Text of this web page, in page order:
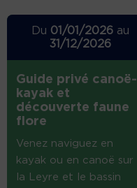
Du 01/01/2026au
31/12/2026
Guide privé canoë-
kayak et
découverte faune
flore
Venez naviguez en
kayak ou en canoë sur
la Leyre et le bassin